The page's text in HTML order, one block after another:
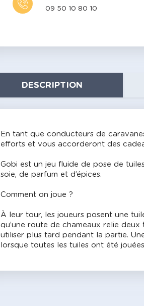
09 50 10 80 10
DESCRIPTION
En tant que conducteurs de
efforts et vous accorderont des
Gobi est un jeu fluide de pose de
soie, de parfum et d’épices.
Comment on joue ?
À leur tour, les joueurs posent une
qu’une route de chameaux relie
utiliser plus tard pendant la partie.
lorsque toutes les tuiles ont été